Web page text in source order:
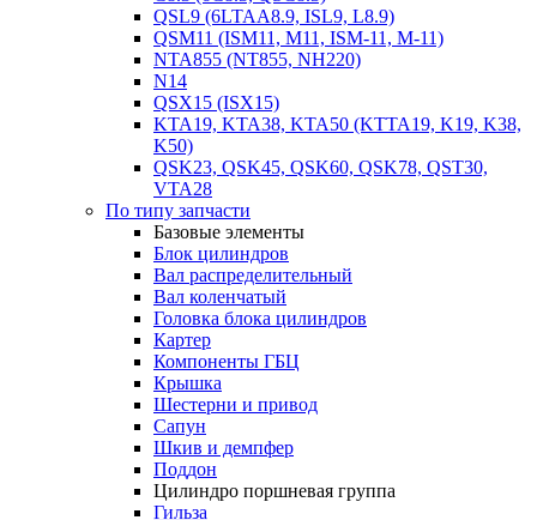
QSL9 (6LTAA8.9, ISL9, L8.9)
QSM11 (ISM11, M11, ISM-11, M-11)
NTA855 (NT855, NH220)
N14
QSX15 (ISX15)
KTA19, KTA38, KTA50 (KTTA19, K19, K38,
K50)
QSK23, QSK45, QSK60, QSK78, QST30,
VTA28
По типу запчасти
Базовые элементы
Блок цилиндров
Вал распределительный
Вал коленчатый
Головка блока цилиндров
Картер
Компоненты ГБЦ
Крышка
Шестерни и привод
Сапун
Шкив и демпфер
Поддон
Цилиндро поршневая группа
Гильза